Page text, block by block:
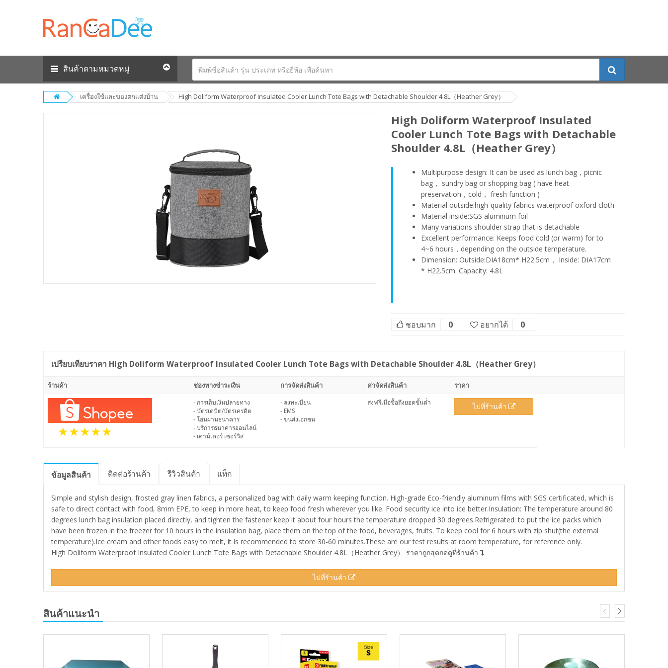
สินค้าตามหมวดหมู่
เครื่องใช้และของตกแต่งบ้าน High Doliform Waterproof Insulated Cooler Lunch Tote Bags with Detachable Shoulder 4.8L（Heather Grey）
High Doliform Waterproof Insulated
Cooler Lunch Tote Bags with Detachable
Shoulder 4.8L（Heather Grey）
Multipurpose design: It can be used as lunch bag，picnic
bag， sundry bag or shopping bag ( have heat
preservation，cold， fresh function )
Material outside:high-quality fabrics waterproof oxford cloth
Material inside:SGS aluminum foil
Many variations shoulder strap that is detachable
Excellent performance: Keeps food cold (or warm) for to
4~6 hours，depending on the outside temperature.
Dimension: Outside:DIA18cm* H22.5cm， Inside: DIA17cm
* H22.5cm. Capacity: 4.8L
ชอบมาก 0 อยากได้ 0
เปรียบเทียบราคา High Doliform Waterproof Insulated Cooler Lunch Tote Bags with Detachable Shoulder 4.8L（Heather Grey）
ร้านค้า ช่องทางชำระเงิน การจัดส่งสินค้า ค่าจัดส่งสินค้า ราคา
- การเก็บเงินปลายทาง
- บัตรเดบิต/บัตรเครดิต
- โอนผ่านธนาคาร
- บริการธนาคารออนไลน์
- เคาน์เตอร์ เซอร์วิส
- ลงทะเบียน
- EMS
- ขนส่งเอกชน
ส่งฟรีเมื่อซื้อถึงยอดขั้นต่ำ ไปที่ร้านค้า
ข้อมูลสินค้า ติดต่อร้านค้า รีวิวสินค้า แท็ก
Simple and stylish design, frosted gray linen fabrics, a personalized bag with daily warm keeping function. High-grade Eco-friendly aluminum films with SGS certificated, which is
safe to direct contact with food, 8mm EPE, to keep in more heat, to keep food fresh wherever you like. Food security ice into ice better.Insulation: The temperature around 80
degrees lunch bag insulation placed directly, and tighten the fastener keep it about four hours the temperature dropped 30 degrees.Refrigerated: to put the ice packs which
have been frozen in the freezer for 10 hours in the insulation bag, place them on the top of the food, beverages, fruits. To keep cool for 6 hours with zip shut(the external
temperature).Ice cream and other foods easy to melt, it is recommended to store 30-60 minutes.These are our test results at room temperature, for reference only.
High Doliform Waterproof Insulated Cooler Lunch Tote Bags with Detachable Shoulder 4.8L（Heather Grey） ราคาถูกสุดกดดูที่ร้านค้า
ไปที่ร้านค้า
สินค้าแนะนำ